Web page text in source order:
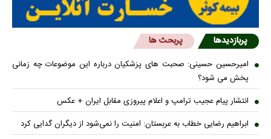
پربازدیدها پربحث ها
امیرحسین حسینی: صحبت های پزشکیان درباره این موضوعات چه زمانی
پخش می شود؟
انتشار پیام عجیب ترامپ و اعلام پیروزی مقابل ایران + عکس
ابراهیم رضایی خطاب به عربستان: امنیت را نمی‌شود از دیگران گدایی کرد